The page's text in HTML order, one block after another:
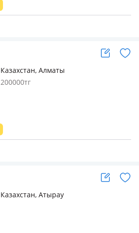
Казахстан, Алматы
200000тг
Казахстан, Атырау